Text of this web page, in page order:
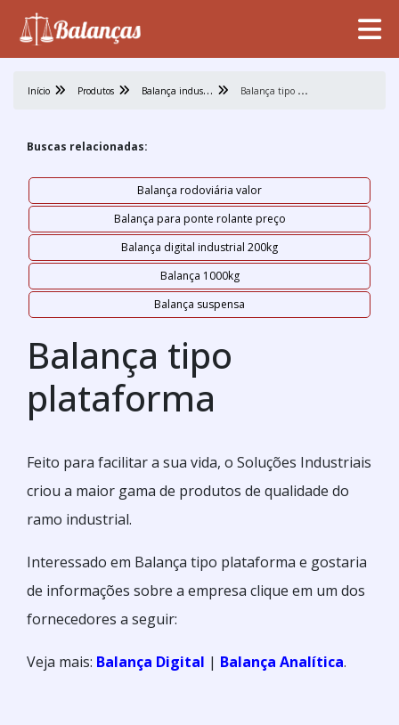
Início Produtos B
alança industrial B
alança tipo plataforma
Buscas relacionadas:
Balança rodoviária valor
Balança para ponte rolante preço
Balança digital industrial 200kg
Balança 1000kg
Balança suspensa
Balança tipo
plataforma
Feito para facilitar a sua vida, o Soluções Industriais
criou a maior gama de produtos de qualidade do
ramo industrial.
Interessado em Balança tipo plataforma e gostaria
de informações sobre a empresa clique em um dos
fornecedores a seguir:
Veja mais: Balança Digital | Balança Analítica.